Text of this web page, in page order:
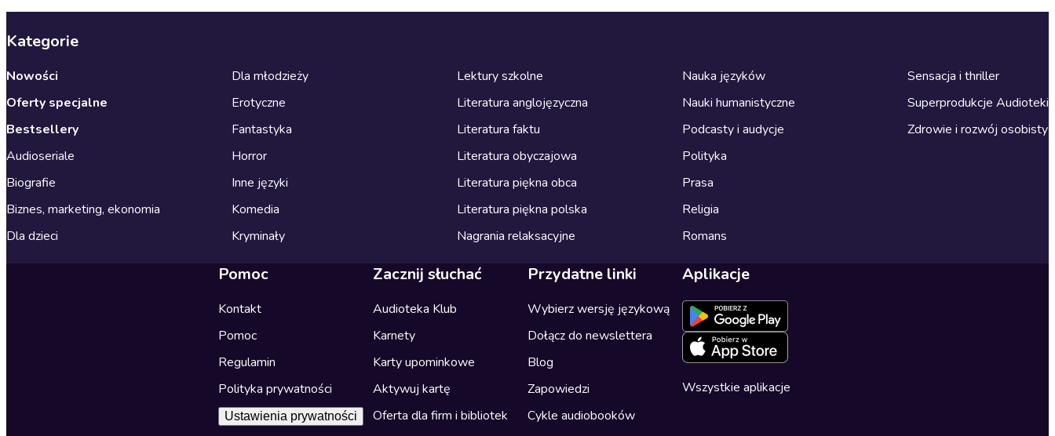
Kategorie
Nowości
Oferty specjalne
Bestsellery
Audioseriale
Biografie
Biznes, marketing, ekonomia
Dla dzieci
Dla młodzieży
Erotyczne
Fantastyka
Horror
Inne języki
Komedia
Kryminały
Lektury szkolne
Literatura anglojęzyczna
Literatura faktu
Literatura obyczajowa
Literatura piękna obca
Literatura piękna polska
Nagrania relaksacyjne
Nauka języków
Nauki humanistyczne
Podcasty i audycje
Polityka
Prasa
Religia
Romans
Sensacja i thriller
Superprodukcje Audioteki
Zdrowie i rozwój osobisty
Pomoc
Kontakt
Pomoc
Regulamin
Polityka prywatności
Ustawienia prywatności
Zacznij słuchać
Audioteka Klub
Karnety
Karty upominkowe
Aktywuj kartę
Oferta dla firm i bibliotek
Przydatne linki
Wybierz wersję językową
Dołącz do newslettera
Blog
Zapowiedzi
Cykle audiobooków
Aplikacje
Wszystkie aplikacje